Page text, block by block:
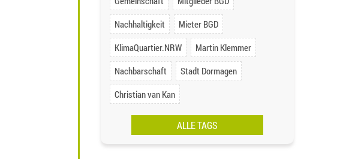
Nachhaltigkeit
Mieter BGD
KlimaQuartier.NRW
Martin Klemmer
Nachbarschaft
Stadt Dormagen
Christian van Kan
ALLE TAGS